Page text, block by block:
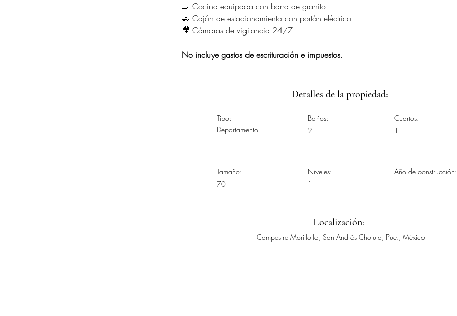
🍳 Cocina equipada con barra de granito
🚗 Cajón de estacionamiento con portón eléctrico
🎥 Cámaras de vigilancia 24/7
No incluye gastos de escrituración e impuestos.
Detalles de la propiedad:
Tipo:
Departamento
Baños:
2
Cuartos:
1
Tamaño:
70
Niveles:
1
Año de construcción:
Localización:
Campestre Morillotla, San Andrés Cholula, Pue., México